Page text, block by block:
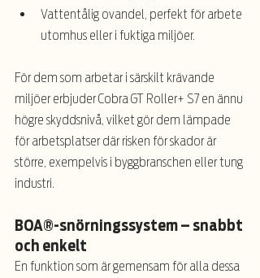
Vattentålig ovandel, perfekt för arbete
utomhus eller i fuktiga miljöer.
För dem som arbetar i särskilt krävande
miljöer erbjuder Cobra GT Roller+ S7 en ännu
högre skyddsnivå, vilket gör dem lämpade
för arbetsplatser där risken för skador är
större, exempelvis i byggbranschen eller tung
industri.
BOA®-snörningssystem – snabbt
och enkelt
En funktion som är gemensam för alla dessa